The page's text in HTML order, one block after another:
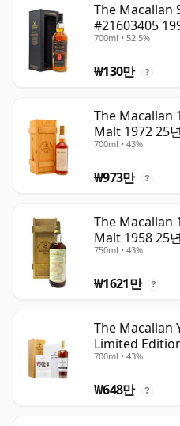
The Macallan
#21603405
700ml • 52.5%
₩130만 ?
The Macallan
Malt 1972 25
700ml • 43%
₩973만 ?
The Macallan
Malt 1958 25
750ml • 43%
₩1621만 ?
The Macallan
Limited
700ml • 43%
₩648만 ?